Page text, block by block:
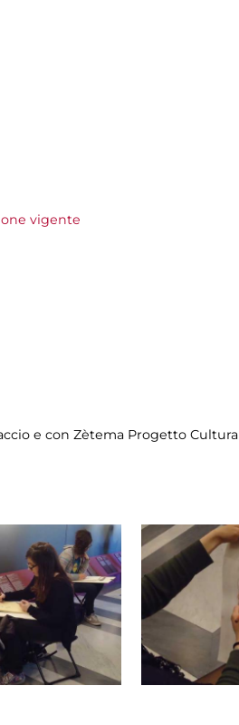
vigente
e con Zètema Progetto Cultura